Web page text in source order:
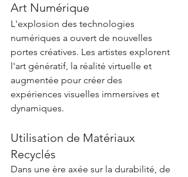
Art Numérique
L'explosion des technologies
numériques a ouvert de nouvelles
portes créatives. Les artistes explorent
l'art génératif, la réalité virtuelle et
augmentée pour créer des
expériences visuelles immersives et
dynamiques.
Utilisation de Matériaux
Recyclés
Dans une ère axée sur la durabilité, de